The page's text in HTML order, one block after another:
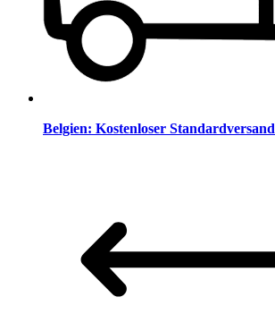
Belgien: Kostenloser Standardversand